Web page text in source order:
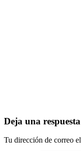
Deja una respuesta
Tu dirección de correo